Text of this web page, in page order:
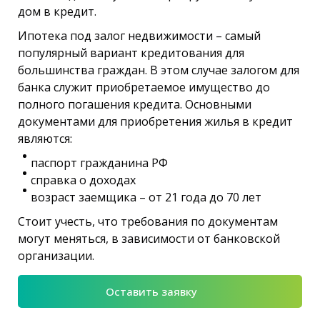
дом в кредит.
Ипотека под залог недвижимости – самый
популярный вариант кредитования для
большинства граждан. В этом случае залогом для
банка служит приобретаемое имущество до
полного погашения кредита. Основными
документами для приобретения жилья в кредит
являются:
паспорт гражданина РФ
справка о доходах
возраст заемщика – от 21 года до 70 лет
Стоит учесть, что требования по документам
могут меняться, в зависимости от банковской
организации.
Оставить заявку